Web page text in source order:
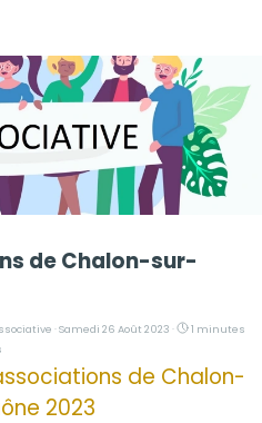
de Chalon-sur-
· Samedi 26 Août 2023 ·
1 minutes
de Chalon-
2023